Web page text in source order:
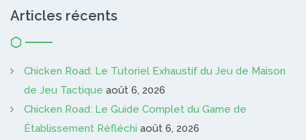
Articles récents
Chicken Road: Le Tutoriel Exhaustif du Jeu de Maison
de Jeu Tactique août 6, 2026
Chicken Road: Le Guide Complet du Game de
Établissement Réfléchi août 6, 2026